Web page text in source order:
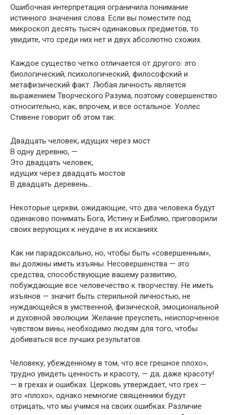
Ошибочная интерпретация ограничила понимание
истинного значения слова. Если вы поместите под
микроскоп десять тысяч одинаковых предметов, то
увидите, что среди них нет и двух абсолютно схожих.
Каждое существо четко отличается от другого: это
биологический, психологический, философский и
метафизический факт. Любая личность является
выражением Творческого Разума, поэтому совершенство
относительно, как, впрочем, и все остальное. Уоллес
Стивене говорит об этом так:
Двадцать человек, идущих через мост
В одну деревню, —
Это двадцать человек,
идущих через двадцать мостов
В двадцать деревень…
Некоторые церкви, ожидающие, что два человека будут
одинаково понимать Бога, Истину и Библию, приговорили
своих верующих к неудаче в их исканиях.
Как ни парадоксально, но, чтобы быть «совершенным»,
вы должны иметь изъяны. Несовершенства — это
средства, способствующие вашему развитию,
побуждающие все человечество к творчеству. Не иметь
изъянов — значит быть стерильной личностью, не
нуждающейся в умственной, физической, эмоциональной
и духовной эволюции. Желание преуспеть, неиспорченное
чувством вины, необходимо людям для того, чтобы
добиваться все лучших результатов.
Человеку, убежденному в том, что все грешное плохо»,
трудно увидеть ценность и красоту, — да, даже красоту!
— в грехах и ошибках. Церковь утверждает, что грех —
это «плохо», однако немногие священники будут
отрицать, что мы учимся на своих ошибках. Различие